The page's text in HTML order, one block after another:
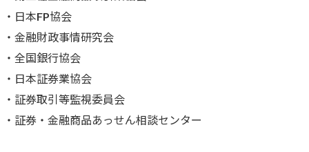
・ 日本FP協会
・ 金融財政事情研究会
・ 全国銀行協会
・ 日本証券業協会
・ 証券取引等監視委員会
・ 証券・金融商品あっせん相談センター